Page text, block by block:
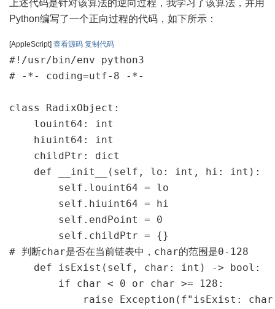
上述代码是针对该算法的逆向过程，我学习了该算法，并用
Python编写了一个正向过程的代码，如下所示：
[AppleScript] 查看源码 复制代码
#!/usr/bin/env python3
# -*- coding=utf-8 -*-
class RadixObject:
    louint64: int
    hiuint64: int
    childPtr: dict
    def __init__(self, lo: int, hi: int):
        self.louint64 = lo
        self.hiuint64 = hi
        self.endPoint = 0
        self.childPtr = {}
# 判断char是否在当前链表中，char的范围是0-128
    def isExist(self, char: int) -> bool:
        if char < 0 or char >= 128:
raise Exception(f"isExist: